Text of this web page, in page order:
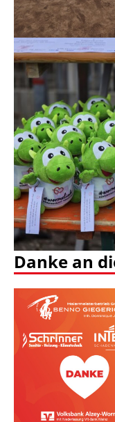
Danke an